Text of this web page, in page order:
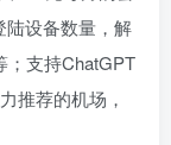
陆设备数量，解
；支持ChatGPT
推荐的机场，